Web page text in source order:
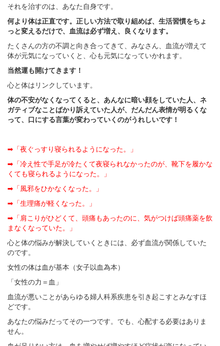
それを治すのは、あなた自身です。
何より体は正直です。正しい方法で取り組めば、生活習慣をちょ
っと変えるだけで、血流は必ず増え、良くなります。
たくさんの方の不調と向き合ってきて、みなさん、血流が増えて
体が元気になっていくと、心も元気になっていかれます。
当然運も開けてきます！
心と体はリンクしています。
体の不安がなくなってくると、あんなに暗い顔をしていた人、ネ
ガティブなことばかり訴えていた人が、だんだん表情が明るくな
って、口にする言葉が変わっていくのがうれしいです！
➡「夜ぐっすり寝られるようになった。」
➡「冷え性で手足が冷たくて夜寝られなかったのが、靴下を履かな
くても寝られるようになった。」
➡「風邪をひかなくなった。」
➡「生理痛が軽くなった。」
➡「肩こりがひどくて、頭痛もあったのに、気がつけば頭痛薬を飲
まなくなっていた。」
心と体の悩みが解決していくときには、必ず血流が関係していた
のです。
女性の体は血が基本（女子以血為本）
「女性の力＝血」
血流が悪いことがあらゆる婦人科系疾患を引き起こすとみなすほ
どです。
あなたの悩みだってその一つです。でも、心配する必要はありま
せん。